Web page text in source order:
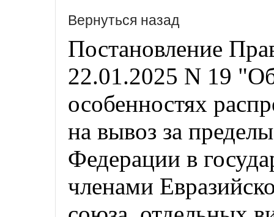
Вернуться назад
Постановление
22.01.2025 N 19
особенностях
на вывоз за
Федерации в
членами